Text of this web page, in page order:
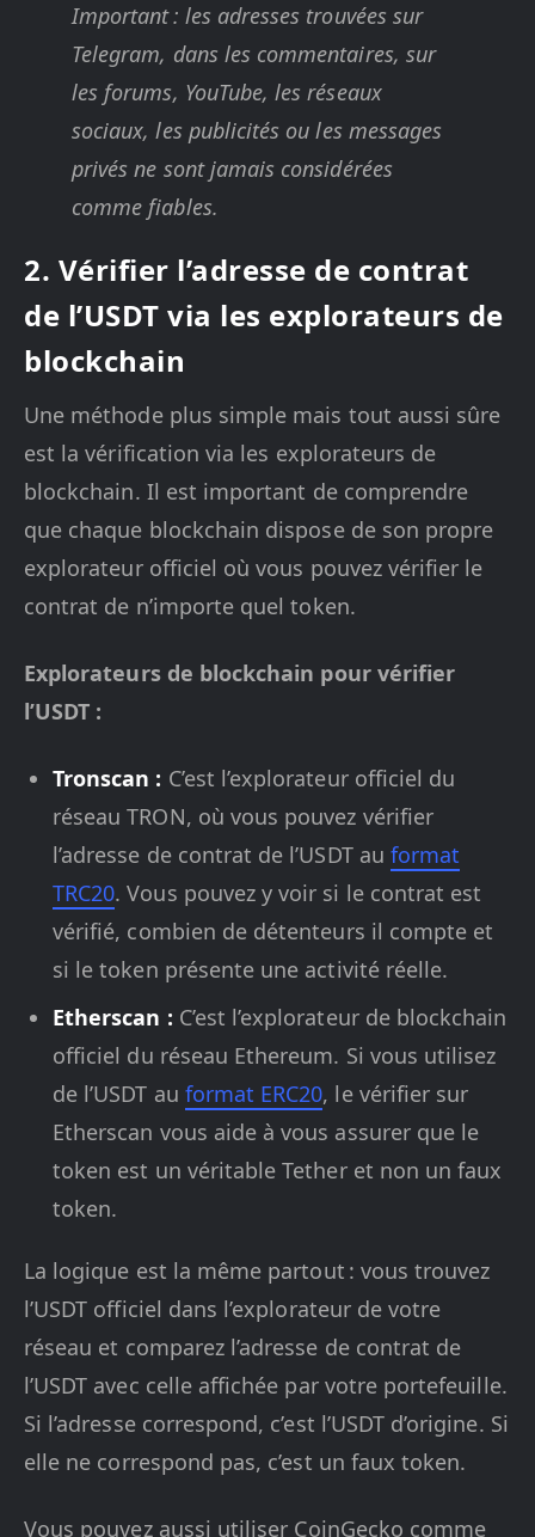
Important : les adresses trouvées sur
Telegram, dans les commentaires, sur
les forums, YouTube, les réseaux
sociaux, les publicités ou les messages
privés ne sont jamais considérées
comme fiables.
2. Vérifier l’adresse de contrat
de l’USDT via les explorateurs de
blockchain
Une méthode plus simple mais tout aussi sûre
est la vérification via les explorateurs de
blockchain. Il est important de comprendre
que chaque blockchain dispose de son propre
explorateur officiel où vous pouvez vérifier le
contrat de n’importe quel token.
Explorateurs de blockchain pour vérifier
l’USDT :
Tronscan : C’est l’explorateur officiel du
réseau TRON, où vous pouvez vérifier
l’adresse de contrat de l’USDT au format
TRC20. Vous pouvez y voir si le contrat est
vérifié, combien de détenteurs il compte et
si le token présente une activité réelle.
Etherscan : C’est l’explorateur de blockchain
officiel du réseau Ethereum. Si vous utilisez
de l’USDT au format ERC20, le vérifier sur
Etherscan vous aide à vous assurer que le
token est un véritable Tether et non un faux
token.
La logique est la même partout : vous trouvez
l’USDT officiel dans l’explorateur de votre
réseau et comparez l’adresse de contrat de
l’USDT avec celle affichée par votre portefeuille.
Si l’adresse correspond, c’est l’USDT d’origine. Si
elle ne correspond pas, c’est un faux token.
Vous pouvez aussi utiliser CoinGecko comme